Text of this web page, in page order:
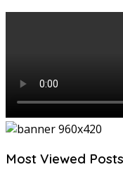
Most Viewed Posts